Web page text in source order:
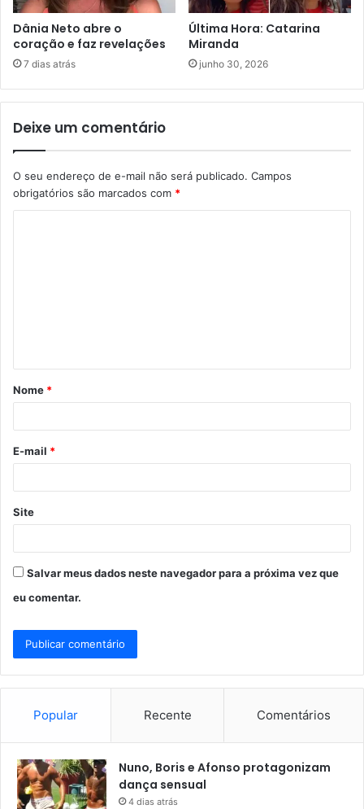
Dânia Neto abre o
coração e faz revelações
7 dias atrás
Última Hora: Catarina
Miranda
junho 30, 2026
Deixe um comentário
O seu endereço de e-mail não será publicado. Campos
obrigatórios são marcados com *
á
r
*
Nome *
E-mail *
Site
Salvar meus dados neste navegador para a próxima vez que
eu comentar.
Popular Recente Comentários
Nuno, Boris e Afonso protagonizam
dança sensual
4 dias atrás